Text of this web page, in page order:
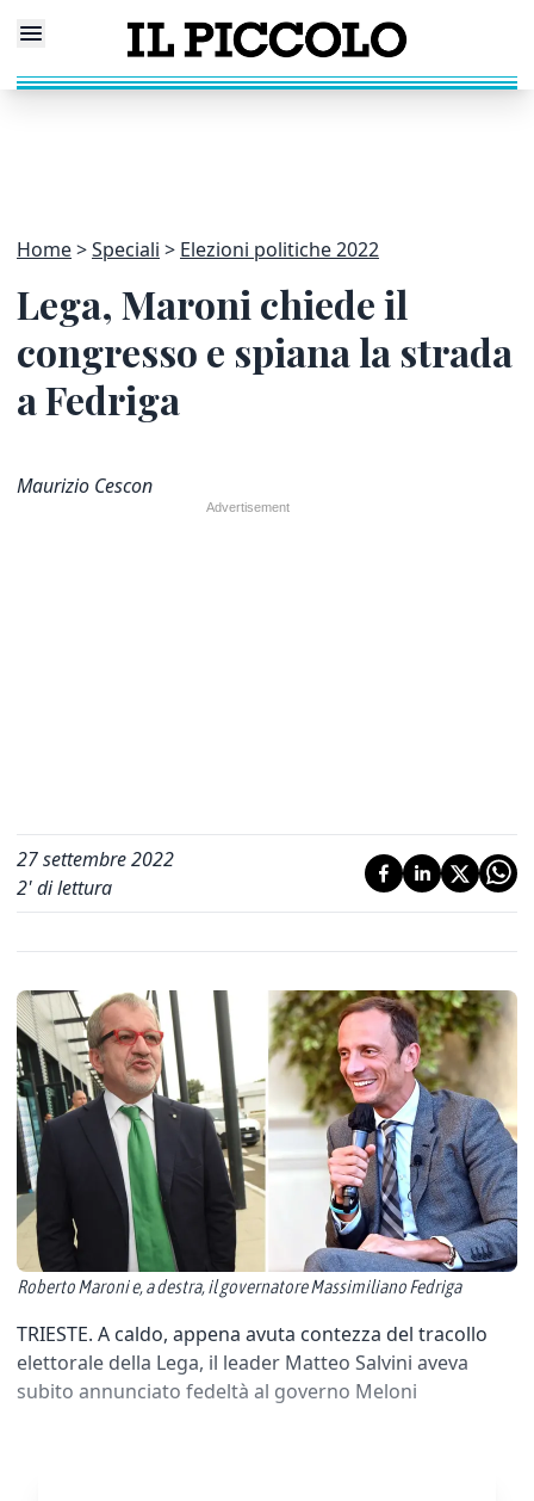
Home Speciali Elezioni politiche 2022
Lega, Maroni chiede il
congresso e spiana la strada
a Fedriga
Maurizio Cescon
27 settembre 2022
2' di lettura
Roberto Maroni e, a destra, il governatore Massimiliano Fedriga
TRIESTE. A caldo, appena avuta contezza del tracollo
elettorale della Lega, il leader Matteo Salvini aveva
subito annunciato fedeltà al governo Meloni